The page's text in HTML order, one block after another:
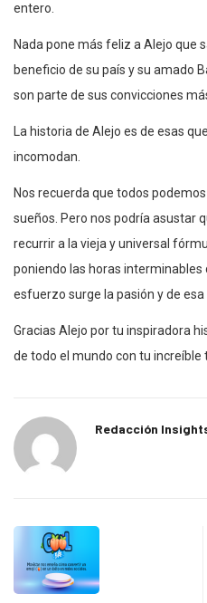
entero.
Nada pone más feliz a Alejo que
beneficio de su país y su amado
son parte de sus convicciones
La historia de Alejo es de esas
incomodan.
Nos recuerda que todos
sueños. Pero nos podría asustar
recurrir a la vieja y universal
poniendo las horas
esfuerzo surge la pasión y de
Gracias Alejo por tu inspiradora
de todo el mundo con tu increíble
Redacción